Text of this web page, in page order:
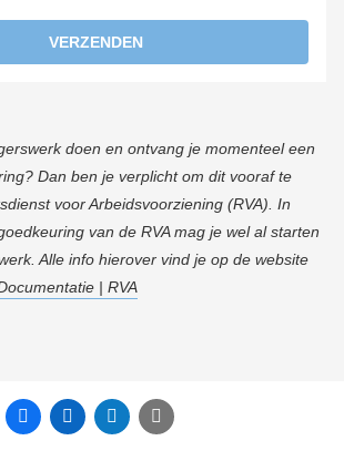
VERZENDEN
doen en ontvang je momenteel een
Dan ben je verplicht om dit vooraf te
voor Arbeidsvoorziening (RVA). In
van de RVA mag je wel al starten
Alle info hierover vind je op de website
| RVA
FacebookLinkedinTwitter E-mail